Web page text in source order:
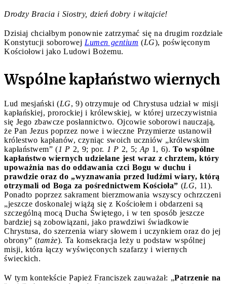
Drodzy Bracia i Siostry, dzień dobry i witajcie!
Dzisiaj chciałbym ponownie zatrzymać się na drugim rozdziale
Konstytucji soborowej Lumen gentium (LG), poświęconym
Kościołowi jako Ludowi Bożemu.
Wspólne kapłaństwo wiernych
Lud mesjański (LG, 9) otrzymuje od Chrystusa udział w misji
kapłańskiej, prorockiej i królewskiej, w której urzeczywistnia
się Jego zbawcze posłannictwo. Ojcowie soborowi nauczają,
że Pan Jezus poprzez nowe i wieczne Przymierze ustanowił
królestwo kapłanów, czyniąc swoich uczniów „królewskim
kapłaństwem” (1 P 2, 9; por. 1 P 2, 5; Ap 1, 6). To wspólne
kapłaństwo wiernych udzielane jest wraz z chrztem, który
upoważnia nas do oddawania czci Bogu w duchu i
prawdzie oraz do „wyznawania przed ludźmi wiary, którą
otrzymali od Boga za pośrednictwem Kościoła” (LG, 11).
Ponadto poprzez sakrament bierzmowania wszyscy ochrzczeni
„jeszcze doskonalej wiążą się z Kościołem i obdarzeni są
szczególną mocą Ducha Świętego, i w ten sposób jeszcze
bardziej są zobowiązani, jako prawdziwi świadkowie
Chrystusa, do szerzenia wiary słowem i uczynkiem oraz do jej
obrony” (tamże). Ta konsekracja leży u podstaw wspólnej
misji, która łączy wyświęconych szafarzy i wiernych
świeckich.
W tym kontekście Papież Franciszek zauważał: „Patrzenie na